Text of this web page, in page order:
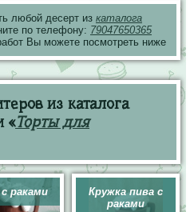
любой десерт из каталога
по телефону: 79047650365
Вы можете посмотреть ниже
из каталога
«Торты для
раками
Кружка пива с
раками